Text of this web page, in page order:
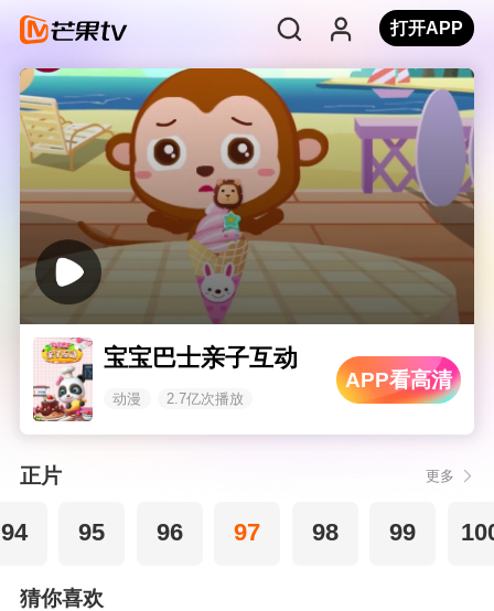
打开APP
宝宝巴士亲子互动
动漫 2.7亿次播放
APP看高清
正片 更多
94 95 96 97 98 99
猜你喜欢